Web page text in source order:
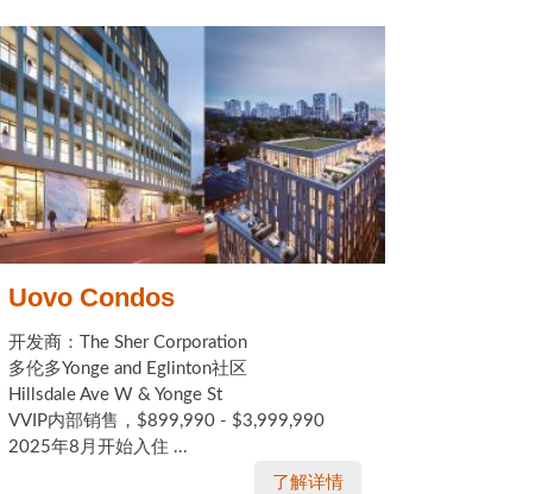
Uovo Condos
开发商：The Sher Corporation
多伦多Yonge and Eglinton社区
Hillsdale Ave W & Yonge St
VVIP内部销售，$899,990 - $3,999,990
2025年8月开始入住 ...
了解详情